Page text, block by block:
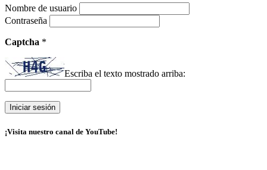
Nombre de usuario
Contraseña
Captcha *
Escriba el texto mostrado arriba:
¡Visita nuestro canal de YouTube!